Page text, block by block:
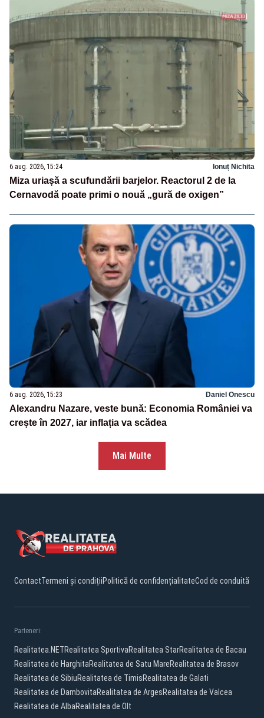
6 aug. 2026, 15:24 Ionuț Nichita
Miza uriașă a scufundării barjelor. Reactorul 2 de la
Cernavodă poate primi o nouă „gură de oxigen”
6 aug. 2026, 15:23 Daniel Onescu
Alexandru Nazare, veste bună: Economia României va
crește în 2027, iar inflația va scădea
Mai Multe
ContactTermeni și condițiiPolitică de confidențialitateCod de conduită
Parteneri:
Realitatea.NETRealitatea SportivaRealitatea StarRealitatea de Bacau
Realitatea de HarghitaRealitatea de Satu MareRealitatea de Brasov
Realitatea de SibiuRealitatea de TimisRealitatea de Galati
Realitatea de DambovitaRealitatea de ArgesRealitatea de Valcea
Realitatea de AlbaRealitatea de Olt